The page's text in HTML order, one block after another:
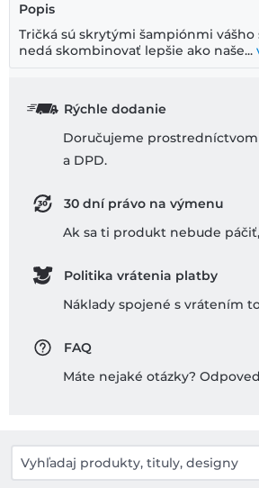
Popis
Tričká sú skrytými šampiónmi vášho
nedá skombinovať lepšie ako naše...
Rýchle dodanie
Doručujeme
a DPD.
30 dní právo na výmenu
Ak sa ti produkt nebude
Politika vrátenia platby
Náklady spojené s vrátením
FAQ
Máte nejaké otázky?